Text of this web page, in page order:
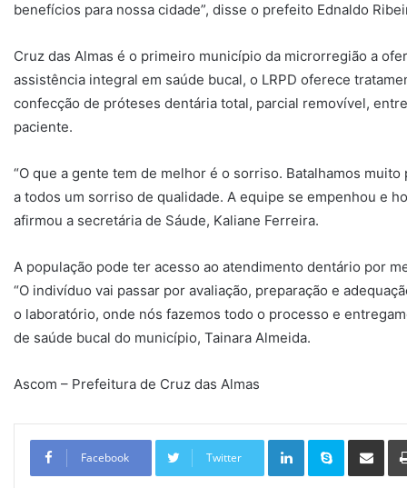
benefícios para nossa cidade”, disse o prefeito Ednaldo
Cruz das Almas é o primeiro município da microrregião a
assistência integral em saúde bucal, o LRPD oferece
confecção de próteses dentária total, parcial removível,
paciente.
“O que a gente tem de melhor é o sorriso. Batalhamos
a todos um sorriso de qualidade. A equipe se empenhou e
afirmou a secretária de Sáude, Kaliane Ferreira.
A população pode ter acesso ao atendimento dentário por
“O indivíduo vai passar por avaliação, preparação e
o laboratório, onde nós fazemos todo o processo e
de saúde bucal do município, Tainara Almeida.
Ascom – Prefeitura de Cruz das Almas
Facebook Twitter
Linkedin Skype